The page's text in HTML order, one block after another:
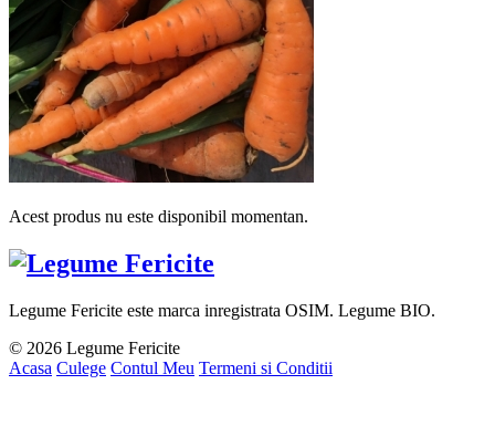
Acest produs nu este disponibil momentan.
Legume Fericite este marca inregistrata OSIM. Legume BIO.
© 2026 Legume Fericite
Acasa Culege Contul Meu Termeni si Conditii